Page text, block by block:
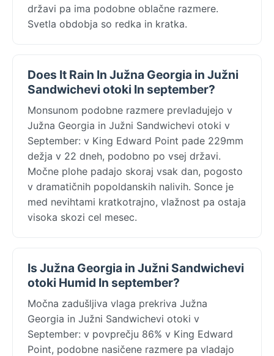
državi pa ima podobne oblačne razmere.
Svetla obdobja so redka in kratka.
Does It Rain In Južna Georgia in Južni
Sandwichevi otoki In september?
Monsunom podobne razmere prevladujejo v
Južna Georgia in Južni Sandwichevi otoki v
September: v King Edward Point pade 229mm
dežja v 22 dneh, podobno po vsej državi.
Močne plohe padajo skoraj vsak dan, pogosto
v dramatičnih popoldanskih nalivih. Sonce je
med nevihtami kratkotrajno, vlažnost pa ostaja
visoka skozi cel mesec.
Is Južna Georgia in Južni Sandwichevi
otoki Humid In september?
Močna zadušljiva vlaga prekriva Južna
Georgia in Južni Sandwichevi otoki v
September: v povprečju 86% v King Edward
Point, podobne nasičene razmere pa vladajo